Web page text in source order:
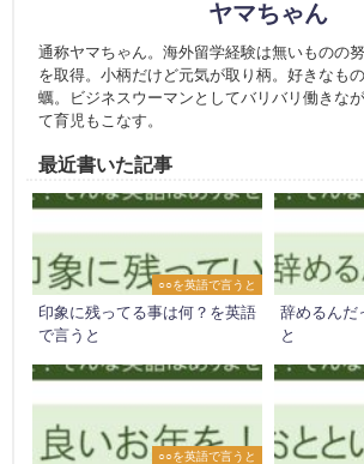
ヤマちゃん
通称ヤマちゃん。海外留学経験は無いものの
を取得。小柄だけど元気が取り柄。好きなも
蠣。ビジネスウーマンとしてバリバリ働きな
て育児もこなす。
最近書いた記事
○○を英語で言うと
印象に残ってる事は何？を英語
で言うと
辞めるんだ
と
○○を英語で言うと